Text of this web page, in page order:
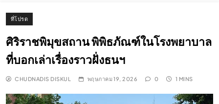
ที่โปรด
ศิริราชพิมุขสถาน พิพิธภัณฑ์ในโรงพยาบาล
ที่บอกเล่าเรื่องราวฝั่งธนฯ
CHUDNADIS DISKUL พฤษภาคม 19, 2026 0 1 MINS